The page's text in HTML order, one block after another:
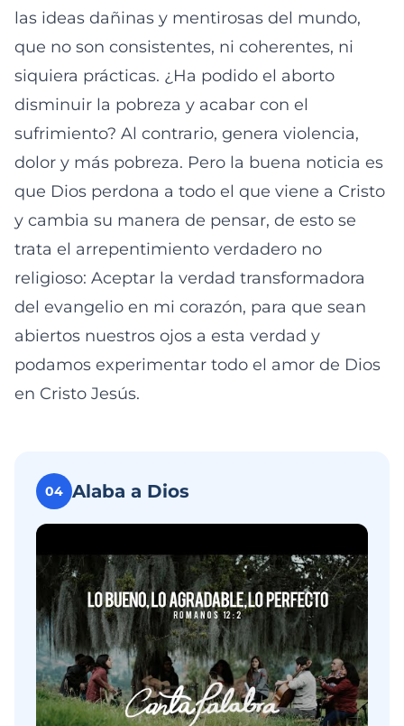
las ideas dañinas y mentirosas del mundo,
que no son consistentes, ni coherentes, ni
siquiera prácticas. ¿Ha podido el aborto
disminuir la pobreza y acabar con el
sufrimiento? Al contrario, genera violencia,
dolor y más pobreza. Pero la buena noticia es
que Dios perdona a todo el que viene a Cristo
y cambia su manera de pensar, de esto se
trata el arrepentimiento verdadero no
religioso: Aceptar la verdad transformadora
del evangelio en mi corazón, para que sean
abiertos nuestros ojos a esta verdad y
podamos experimentar todo el amor de Dios
en Cristo Jesús.
04 Alaba a Dios